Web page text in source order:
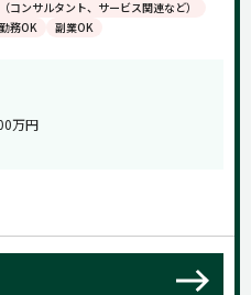
コンサルタント、サービス関連など）
務OK 副業OK
万円